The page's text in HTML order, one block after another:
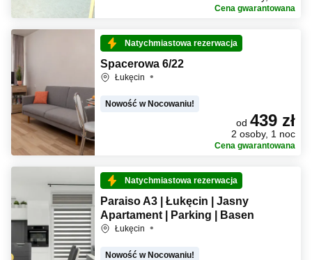
Cena gwarantowana
Natychmiastowa rezerwacja
Spacerowa 6/22
Łukęcin
Nowość w Nocowaniu!
od 439 zł
2 osoby, 1 noc
Cena gwarantowana
Natychmiastowa rezerwacja
Paraiso A3 | Łukęcin | Jasny
Apartament | Parking | Basen
Łukęcin
Nowość w Nocowaniu!